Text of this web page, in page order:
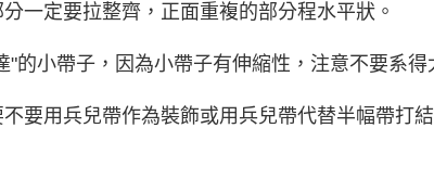
一定要拉整齊，正面重複的部分程水平狀。
的小帶子，因為小帶子有伸縮性，注意不要系得
要用兵兒帶作為裝飾或用兵兒帶代替半幅帶打